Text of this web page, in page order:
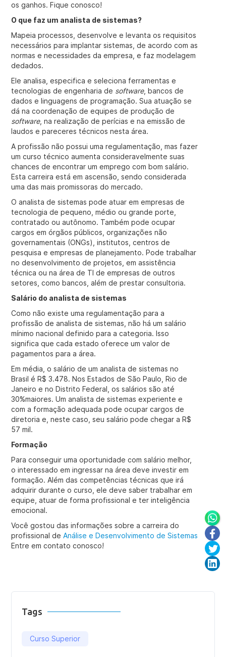
os ganhos. Fique conosco!
O que faz um analista de sistemas?
Mapeia processos, desenvolve e levanta os requisitos
necessários para implantar sistemas, de acordo com as
normas e necessidades da empresa, e faz modelagem
dedados.
Ele analisa, especifica e seleciona ferramentas e
tecnologias de engenharia de software, bancos de
dados e linguagens de programação. Sua atuação se
dá na coordenação de equipes de produção de
software, na realização de perícias e na emissão de
laudos e pareceres técnicos nesta área.
A profissão não possui uma regulamentação, mas fazer
um curso técnico aumenta consideravelmente suas
chances de encontrar um emprego com bom salário.
Esta carreira está em ascensão, sendo considerada
uma das mais promissoras do mercado.
O analista de sistemas pode atuar em empresas de
tecnologia de pequeno, médio ou grande porte,
contratado ou autônomo. Também pode ocupar
cargos em órgãos públicos, organizações não
governamentais (ONGs), institutos, centros de
pesquisa e empresas de planejamento. Pode trabalhar
no desenvolvimento de projetos, em assistência
técnica ou na área de TI de empresas de outros
setores, como bancos, além de prestar consultoria.
Salário do analista de sistemas
Como não existe uma regulamentação para a
profissão de analista de sistemas, não há um salário
mínimo nacional definido para a categoria. Isso
significa que cada estado oferece um valor de
pagamentos para a área.
Em média, o salário de um analista de sistemas no
Brasil é R$ 3.478. Nos Estados de São Paulo, Rio de
Janeiro e no Distrito Federal, os salários são até
30%maiores. Um analista de sistemas experiente e
com a formação adequada pode ocupar cargos de
diretoria e, neste caso, seu salário pode chegar a R$
57 mil.
Formação
Para conseguir uma oportunidade com salário melhor,
o interessado em ingressar na área deve investir em
formação. Além das competências técnicas que irá
adquirir durante o curso, ele deve saber trabalhar em
equipe, atuar de forma profissional e ter inteligência
emocional.
Você gostou das informações sobre a carreira do
profissional deAnálise e Desenvolvimento de Sistemas
Entre em contato conosco!
Tags
Curso Superior